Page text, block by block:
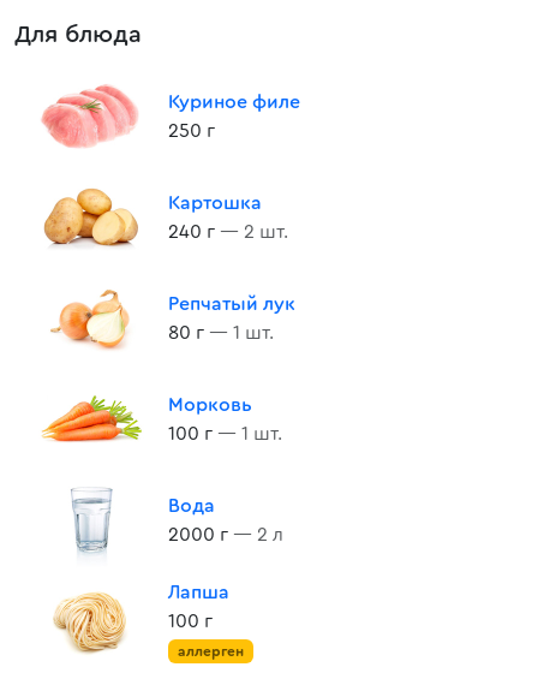
Для блюда
Куриное филе
250 г
Картошка
240 г — 2 шт.
Репчатый лук
80 г — 1 шт.
Морковь
100 г — 1 шт.
Вода
2000 г — 2 л
Лапша
100 г
аллерген